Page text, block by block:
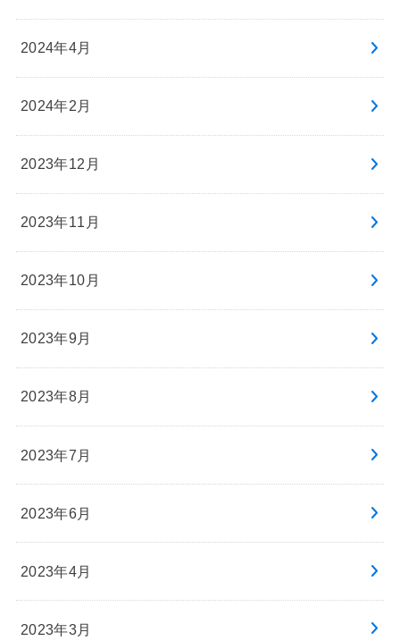
2024年4月
2024年2月
2023年12月
2023年11月
2023年10月
2023年9月
2023年8月
2023年7月
2023年6月
2023年4月
2023年3月